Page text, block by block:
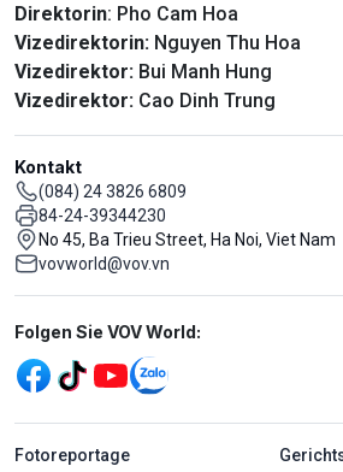
Direktorin: Pho Cam Hoa
Vizedirektorin: Nguyen Thu Hoa
Vizedirektor: Bui Manh Hung
Vizedirektor: Cao Dinh Trung
Kontakt
(084) 24 3826 6809
84-24-39344230
No 45, Ba Trieu Street, Ha Noi, Viet Nam
vovworld@vov.vn
Mạng xã hội
Folgen Sie VOV World:
menu footer tiếng Đức
Fotoreportage